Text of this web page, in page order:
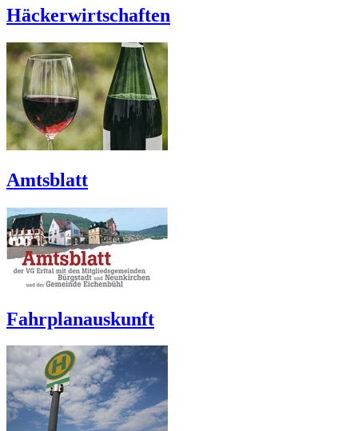
Häckerwirtschaften
Amtsblatt
Fahrplanauskunft